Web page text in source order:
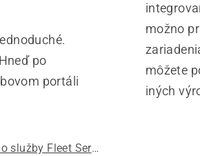
po
portáli
Zaregistrujte sa do služby Fleet Services/prihláste sa do služby Fleet Services
možno
môžete
iných